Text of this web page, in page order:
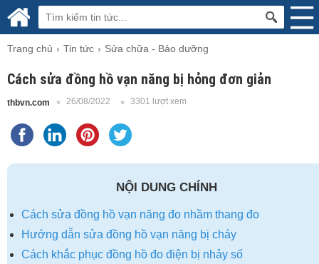
Trang chủ Tin tức Sửa chữa - Bảo dưỡng
Cách sửa đồng hồ vạn năng bị hỏng đơn giản
thbvn.com 26/08/2022 3301 lượt xem
NỘI DUNG CHÍNH
Cách sửa đồng hồ vạn năng đo nhầm thang đo
Hướng dẫn sửa đồng hồ vạn năng bị cháy
Cách khắc phục đồng hồ đo điện bị nhảy số